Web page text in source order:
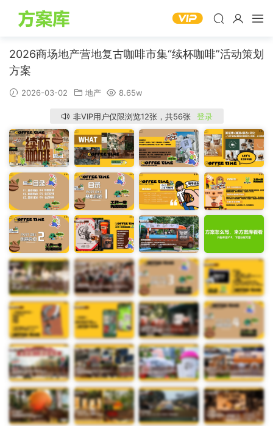
2026商场地产营地复古咖啡市集“续杯咖啡”活动策划
方案
2026-03-02 地产 8.65w
非VIP用户仅限浏览12张，共56张 登录